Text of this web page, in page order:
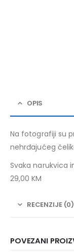
OPIS
Na fotografiji su
nehrđajućeg
Svaka narukvica
29,00 KM
RECENZIJE (0)
POVEZANI